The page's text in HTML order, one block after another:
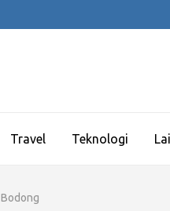
Travel Teknologi
Bodong